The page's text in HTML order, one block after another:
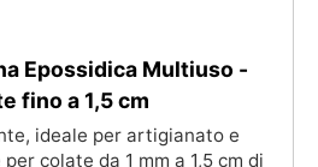
Epossidica Multiuso -
fino a 1,5 cm
ideale per artigianato e
colate da 1 mm a 1,5 cm di